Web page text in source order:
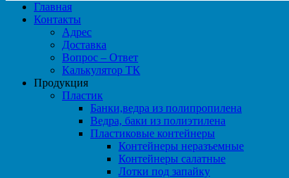
Главная
Контакты
Адрес
Доставка
Вопрос – Ответ
Калькулятор ТК
Продукция
Пластик
Банки,ведра из полипропилена
Ведра, баки из полиэтилена
Пластиковые контейнеры
Контейнеры неразъемные
Контейнеры салатные
Лотки под запайку